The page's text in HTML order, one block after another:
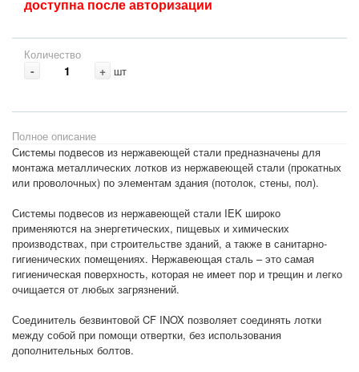
доступна после авторизации
Количество
- + шт
Полное описание
Системы подвесов из нержавеющей стали предназначены для
монтажа металлических лотков из нержавеющей стали (прокатных
или проволочных) по элементам здания (потолок, стены, пол).
Системы подвесов из нержавеющей стали IEK широко
применяются на энергетических, пищевых и химических
производствах, при строительстве зданий, а также в санитарно-
гигиенических помещениях. Нержавеющая сталь – это самая
гигиеническая поверхность, которая не имеет пор и трещин и легко
очищается от любых загрязнений.
Соединитель безвинтовой CF INOX позволяет соединять лотки
между собой при помощи отвертки, без использования
дополнительных болтов.